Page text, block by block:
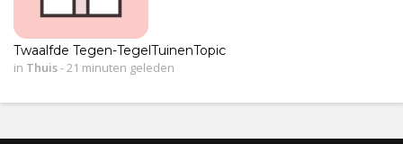
Twaalfde Tegen-TegelTuinenTopic
in Thuis- 21 minuten geleden